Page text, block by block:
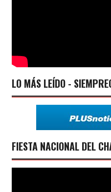
LO MÁS LEÍDO -
FIESTA NACIONAL DEL